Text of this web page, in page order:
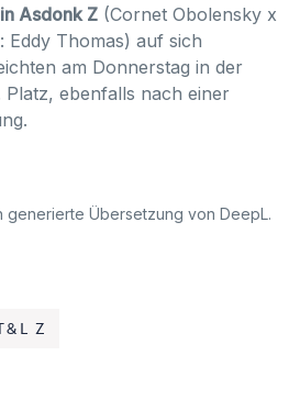
Asdonk Z (Cornet Obolensky x
Eddy Thomas) auf sich
am Donnerstag in der
Platz, ebenfalls nach einer
generierte Übersetzung von DeepL.
Z